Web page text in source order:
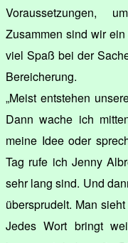
Voraussetzungen,
Zusammen sind wir
viel Spaß bei der
Bereicherung.
„Meist entstehen
Dann wache ich
meine Idee oder
Tag rufe ich Jenny
sehr lang sind. Und
übersprudelt. Man
Jedes Wort bringt